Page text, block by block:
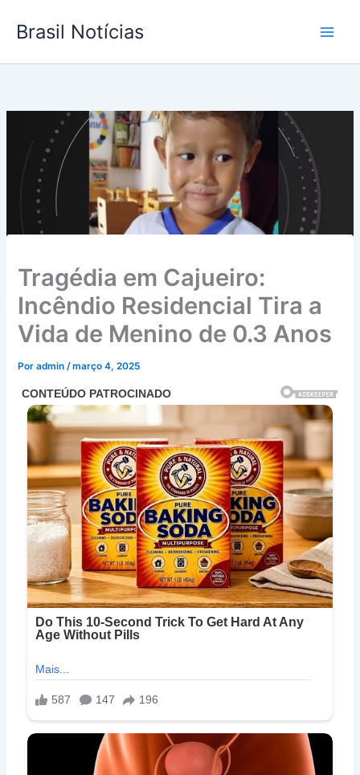
para
conteúdo
Brasil Notícias
Tragédia em Cajueiro:
Incêndio Residencial Tira a
Vida de Menino de 0.3 Anos
Poradmin/março 4, 2025